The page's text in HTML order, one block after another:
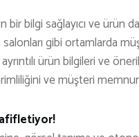
bir bilgi sağlayıcı ve ürün
gibi ortamlarda
ayrıntılı ürün bilgileri ve
ve müşteri